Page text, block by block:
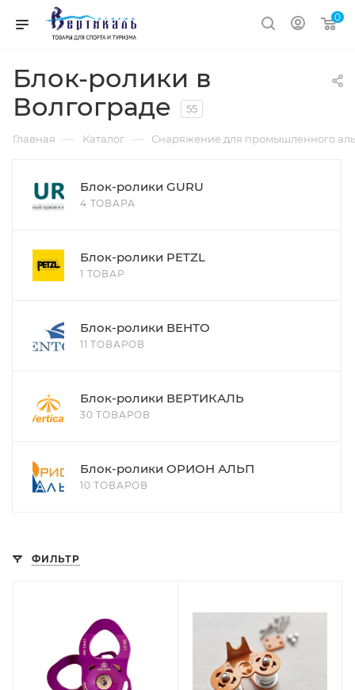
0
Блок-ролики в
Волгограде
55
Главная — Каталог — Снаряжение для промышленного
Блок-ролики GURU
4 ТОВАРА
Блок-ролики PETZL
1 ТОВАР
Блок-ролики ВЕНТО
11 ТОВАРОВ
Блок-ролики ВЕРТИКАЛЬ
30 ТОВАРОВ
Блок-ролики ОРИОН АЛЬП
10 ТОВАРОВ
ФИЛЬТР